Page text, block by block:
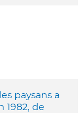
paysans a
1982, de